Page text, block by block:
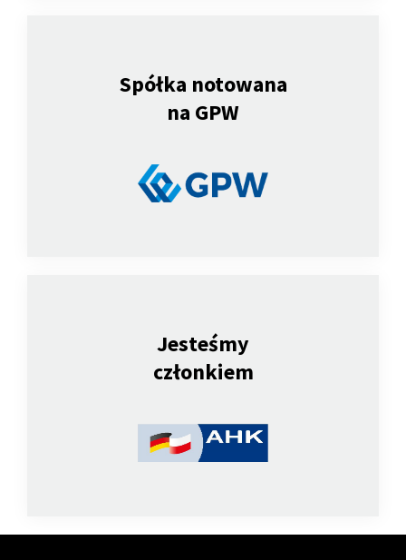
Spółka notowana
na GPW
Jesteśmy
członkiem